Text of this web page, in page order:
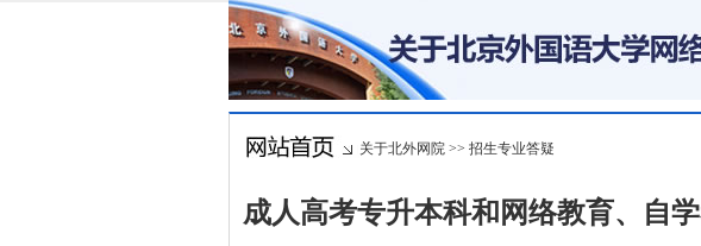
关于北外网院 >> 招生专业答疑
成人高考专升本科和网络教育、自